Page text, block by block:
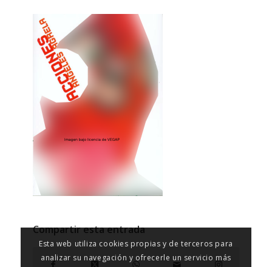
Compartir esta entrada
Esta web utiliza cookies propias y de terceros para
analizar su navegación y ofrecerle un servicio más